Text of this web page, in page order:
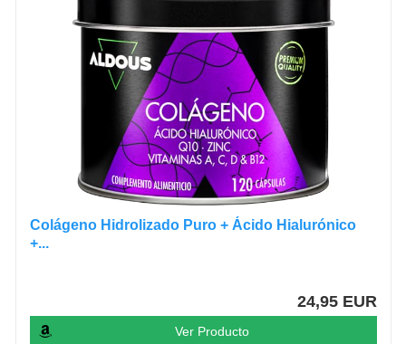
Colágeno Hidrolizado Puro + Ácido Hialurónico
+...
24,95 EUR
Ver Producto